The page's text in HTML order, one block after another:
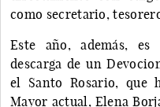
como secretario,
Este año, además,
descarga de un
el Santo Rosario, que
Mayor actual, Elena